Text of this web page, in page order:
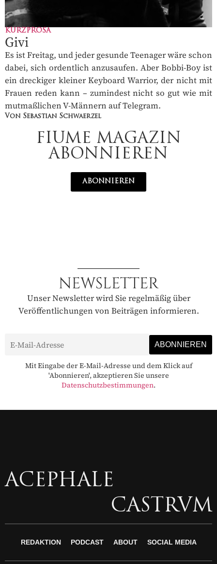
KURZPROSA
Givi
Es ist Freitag, und jeder gesunde Teenager wäre schon
dabei, sich ordentlich anzusaufen. Aber Bobbi-Boy ist
ein dreckiger kleiner Keyboard Warrior, der nicht mit
Frauen reden kann – zumindest nicht so gut wie mit
mutmaßlichen V-Männern auf Telegram.
Von Sebastian Schwaerzel
FIUME MAGAZIN
ABONNIEREN
ABONNIEREN
NEWSLETTER
Unser Newsletter wird Sie regelmäßig über
Veröffentlichungen von Beiträgen informieren.
Mit Eingabe der E-Mail-Adresse und dem Klick auf
'Abonnieren', akzeptieren Sie unsere
Datenschutzbestimmungen.
ACEPHALE
CASTRVM
REDAKTION PODCAST ABOUT SOCIAL MEDIA